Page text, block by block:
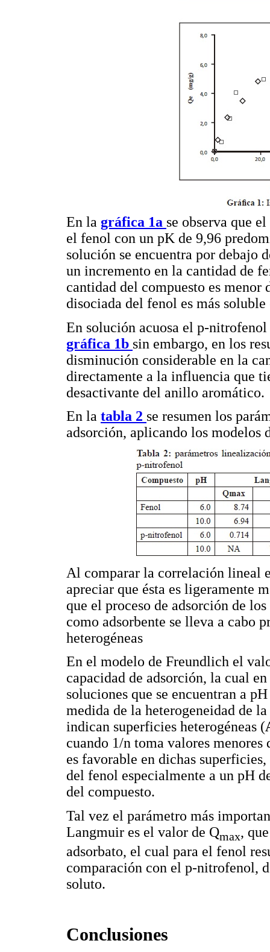
En la gráfica 1a se observa que
el fenol con un pK de 9,96
solución se encuentra por debajo
un incremento en la cantidad de
cantidad del compuesto es menor
disociada del fenol es más
En solución acuosa el p-
gráfica 1b sin embargo, en los
disminución considerable en la
directamente a la influencia que
desactivante del anillo aromático.
En la tabla 2 se resumen los
adsorción, aplicando los modelos
Al comparar la correlación lineal
apreciar que ésta es ligeramente
que el proceso de adsorción de
como adsorbente se lleva a cabo
heterogéneas
En el modelo de Freundlich el
capacidad de adsorción, la cual
soluciones que se encuentran a
medida de la heterogeneidad de
indican superficies heterogéneas (
cuando 1/n toma valores
es favorable en dichas
del fenol especialmente a un pH
del compuesto.
Tal vez el parámetro más
Langmuir es el valor de Qmax,
adsorbato, el cual para el fenol
comparación con el p-nitrofenol,
soluto.
Conclusiones